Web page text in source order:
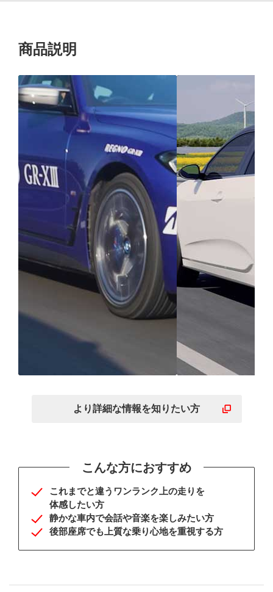
商品説明
能が高いレベルで融合
む贅沢な体験
より詳細な情報を知りたい方
こんな方におすすめ
これまでと違う ワンランク上の走りを
体感したい方
静かな車内で会話や音楽を楽しみたい方
後部座席でも 上質な乗り心地を重視する方